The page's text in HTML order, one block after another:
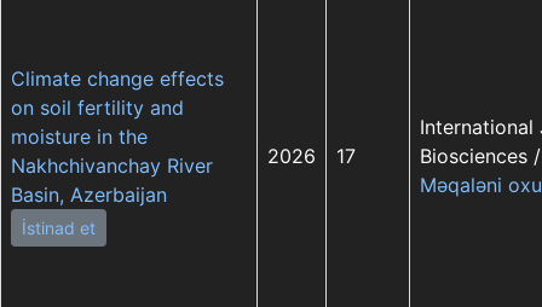
Climate change effects
on soil fertility and
moisture in the
Nakhchivanchay River
Basin, Azerbaijan
İstinad et
2026 17
Biosciences
Məqaləni oxu